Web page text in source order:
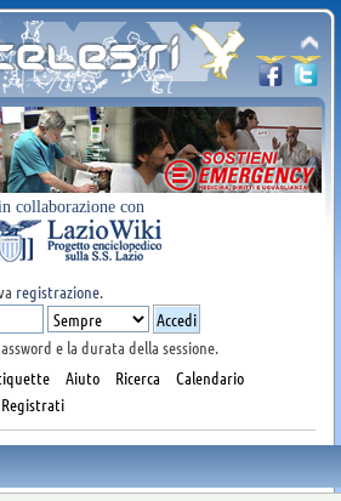
collaborazione con
registrazione.
e la durata della sessione.
Aiuto Ricerca
Calendario
Registrati